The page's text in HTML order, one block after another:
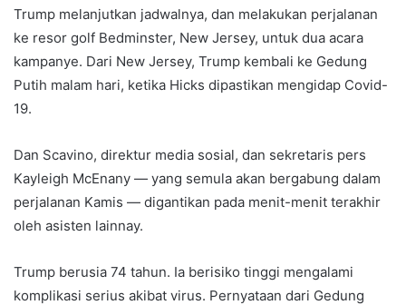
Trump melanjutkan jadwalnya, dan melakukan perjalanan
ke resor golf Bedminster, New Jersey, untuk dua acara
kampanye. Dari New Jersey, Trump kembali ke Gedung
Putih malam hari, ketika Hicks dipastikan mengidap Covid-
19.
Dan Scavino, direktur media sosial, dan sekretaris pers
Kayleigh McEnany — yang semula akan bergabung dalam
perjalanan Kamis — digantikan pada menit-menit terakhir
oleh asisten lainnay.
Trump berusia 74 tahun. Ia berisiko tinggi mengalami
komplikasi serius akibat virus. Pernyataan dari Gedung